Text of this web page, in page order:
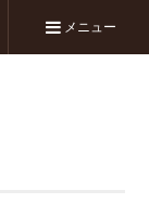
メニュー